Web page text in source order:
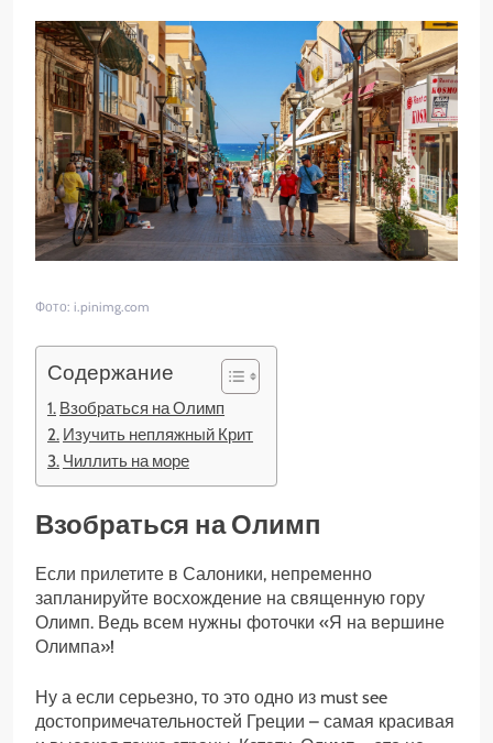
Фото: i.pinimg.com
Содержание
Взобраться на Олимп
Изучить непляжный Крит
Чиллить на море
Взобраться на Олимп
Если прилетите в Салоники, непременно
запланируйте восхождение на священную гору
Олимп. Ведь всем нужны фоточки «Я на вершине
Олимпа»!
Ну а если серьезно, то это одно из must see
достопримечательностей Греции – самая красивая